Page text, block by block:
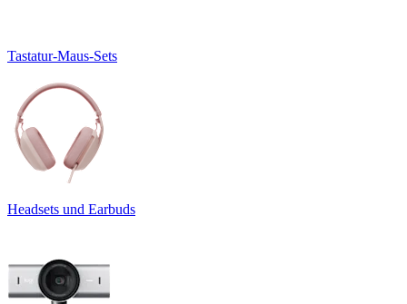
Tastatur-Maus-Sets
Headsets und Earbuds